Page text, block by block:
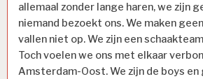
allemaal zonder lange haren, we zijn
niemand bezoekt ons. We maken
vallen niet op. We zijn een
Toch voelen we ons met elkaar
Amsterdam-Oost. We zijn de boys en